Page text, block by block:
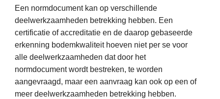
Een normdocument kan op verschillende
deelwerkzaamheden betrekking hebben. Een
certificatie of accreditatie en de daarop gebaseerde
erkenning bodemkwaliteit hoeven niet per se voor
alle deelwerkzaamheden dat door het
normdocument wordt bestreken, te worden
aangevraagd, maar een aanvraag kan ook op een of
meer deelwerkzaamheden betrekking hebben.